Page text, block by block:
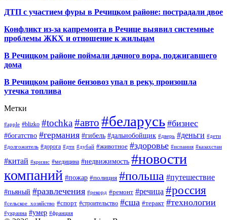
ДТП с участием фуры в Речицком районе: пострадали двое
Конфликт из-за капремонта в Речице выявил системные
проблемы ЖКХ и отношение к жильцам
В Речицком районе поймали дачного вора, поджигавшего
дома
В Речицком районе бензовоз упал в реку, произошла
утечка топлива
Метки
#apple #blizko #tochka#авто #беларусь #бизнес
#богатство #германия #гибель #дальнобойщик #дверь #деньги #дети
#долгожитель #дорога #дтп #дубай #животное #здоровье #испания #казахстан
#китай #кризис #медицина #недвижимость #новости
компаний #пожар #полиция #польша #путешествие
#пьяный #развлечения #рекорд #ремонт #речица #россия
#сельское_хозяйство #спорт #строительство #сша #теракт #технологии
#украина #умер #франция